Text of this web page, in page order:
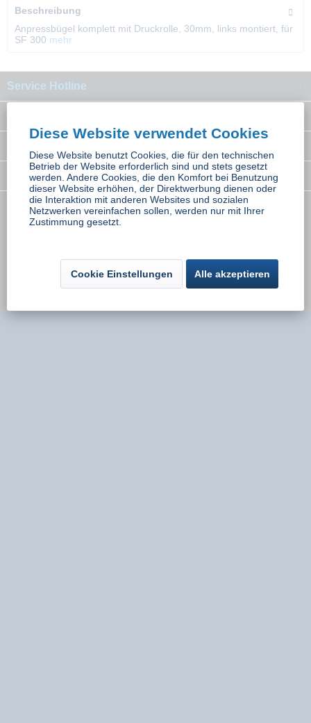
Beschreibung
Anpressbügel komplett mit Druckrolle, 30mm, links montiert, für
SF 300 mehr
Service Hotline
Newsletter
* Alle Preise inkl. gesetzl. Mehrwertsteuer zzgl.Versandkostenwenn nicht
Kontakt Versand und Zahlungsbedingungen
Widerrufsbelehrung Datenschutz AGB Impressum
Diese Website verwendet Cookies
Diese Website benutzt Cookies, die für den technischen
Betrieb der Website erforderlich sind und stets gesetzt
werden. Andere Cookies, die den Komfort bei Benutzung
dieser Website erhöhen, der Direktwerbung dienen oder
die Interaktion mit anderen Websites und sozialen
Netzwerken vereinfachen sollen, werden nur mit Ihrer
Zustimmung gesetzt.
Cookie Einstellungen Alle akzeptieren